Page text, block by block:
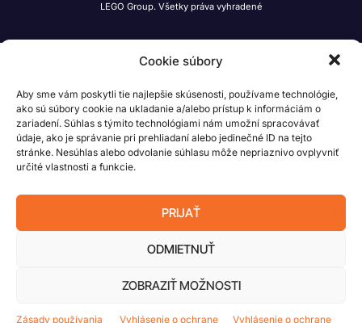
Cookie súbory
Aby sme vám poskytli tie najlepšie skúsenosti, používame technológie,
ako sú súbory cookie na ukladanie a/alebo prístup k informáciám o
zariadení. Súhlas s týmito technológiami nám umožní spracovávať
údaje, ako je správanie pri prehliadaní alebo jedinečné ID na tejto
stránke. Nesúhlas alebo odvolanie súhlasu môže nepriaznivo ovplyvniť
určité vlastnosti a funkcie.
PRIJAŤ
ODMIETNUŤ
ZOBRAZIŤ MOŽNOSTI
Zásady používania Vyhlásenie o ochrane Vyhlásenie o ochrane
LEGO Group. Všetky práva vyhradené